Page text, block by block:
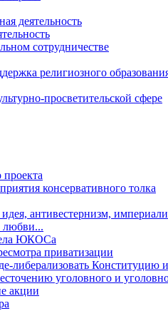
деятельность
сотрудничестве
религиозного
просветительской сфере
консервативного толка
антивестернизм,
любви...
ЮКОСа
приватизации
либерализовать Конституцию
уголовного и
акции